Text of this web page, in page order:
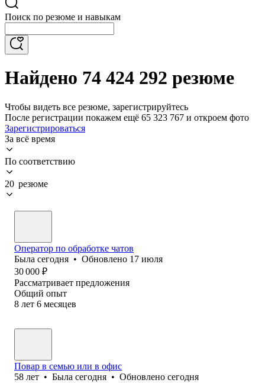
Поиск по резюме и навыкам
Найдено 74 424 292 резюме
Чтобы видеть все резюме, зарегистрируйтесь
После регистрации покажем ещё 65 323 767 и откроем фото
Зарегистрироваться
За всё время
По соответствию
20 резюме
Оператор по обработке чатов
Была сегодня • Обновлено 17 июля
30 000 ₽
Рассматривает предложения
Общий опыт
8 лет 6 месяцев
Повар в семью или в офис
58 лет • Была сегодня • Обновлено сегодня